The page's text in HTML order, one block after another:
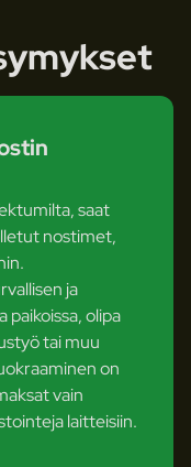
saat
nostimet,
ja
paikoissa, olipa
tai muu
on
vain
laitteisiin.